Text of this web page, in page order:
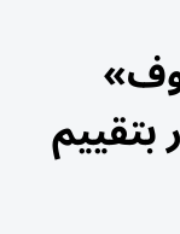
بتقييم